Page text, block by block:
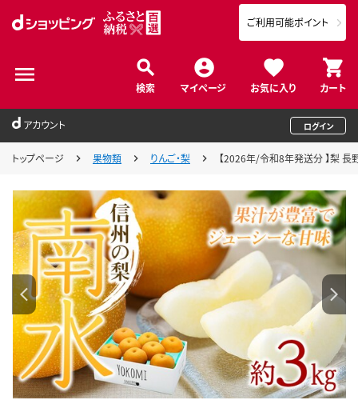
検索 マイページ お気に入り カート
ご利用可能ポイント
アカウント ログイン
トップページ 果物類 りんご・梨 【2026年/令和8年発送分 】梨